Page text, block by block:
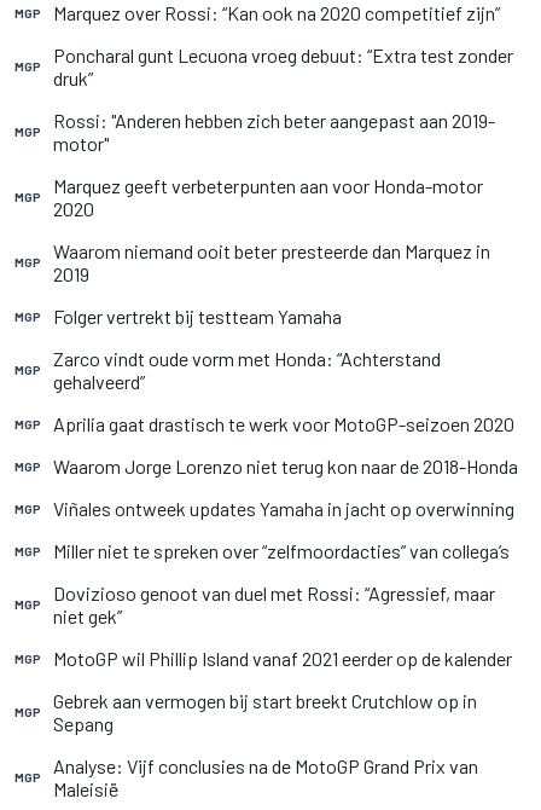
MGP Marquez over Rossi: “Kan ook na 2020 competitief zijn”
MGP
Poncharal gunt Lecuona vroeg debuut: “Extra test zonder
druk”
MGP
Rossi: "Anderen hebben zich beter aangepast aan 2019-
motor"
MGP
Marquez geeft verbeterpunten aan voor Honda-motor
2020
MGP
Waarom niemand ooit beter presteerde dan Marquez in
2019
MGP Folger vertrekt bij testteam Yamaha
MGP
Zarco vindt oude vorm met Honda: “Achterstand
gehalveerd”
MGP Aprilia gaat drastisch te werk voor MotoGP-seizoen 2020
MGP Waarom Jorge Lorenzo niet terug kon naar de 2018-Honda
MGP Viñales ontweek updates Yamaha in jacht op overwinning
MGP Miller niet te spreken over “zelfmoordacties” van collega’s
MGP
Dovizioso genoot van duel met Rossi: “Agressief, maar
niet gek”
MGP MotoGP wil Phillip Island vanaf 2021 eerder op de kalender
MGP
Gebrek aan vermogen bij start breekt Crutchlow op in
Sepang
MGP
Analyse: Vijf conclusies na de MotoGP Grand Prix van
Maleisië